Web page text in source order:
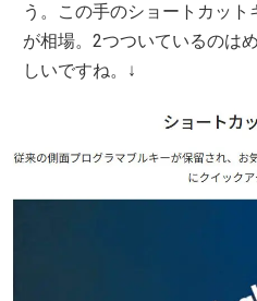
う。この手のショートカッ
が相場。2つついているのは
しいですね。↓